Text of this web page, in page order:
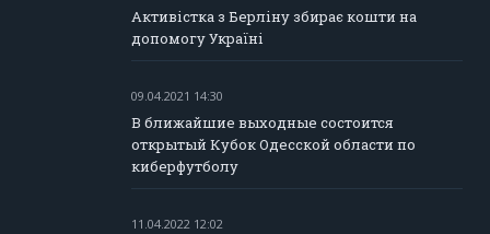
Активістка з Берліну збирає кошти на
допомогу Україні
09.04.2021 14:30
В ближайшие выходные состоится
открытый Кубок Одесской области по
киберфутболу
11.04.2022 12:02